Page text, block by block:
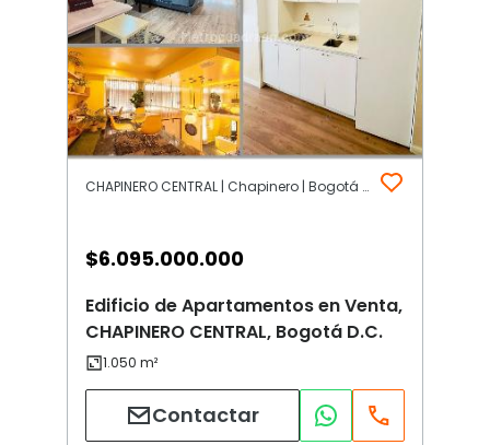
CHAPINERO CENTRAL | Chapinero | Bogotá D.C.
$6.095.000.000
Edificio de Apartamentos en Venta,
CHAPINERO CENTRAL, Bogotá D.C.
Contactar